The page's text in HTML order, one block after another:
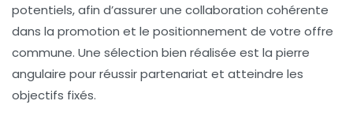
potentiels, afin d’assurer une collaboration cohérente
dans la promotion et le positionnement de votre offre
commune. Une sélection bien réalisée est la pierre
angulaire pourréussir partenariat et atteindre les
objectifs fixés.